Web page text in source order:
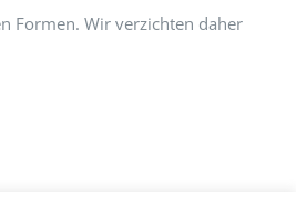
Formen. Wir verzichten daher